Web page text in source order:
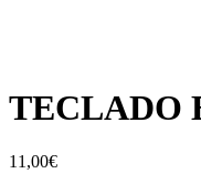
TECLADO
11,00€